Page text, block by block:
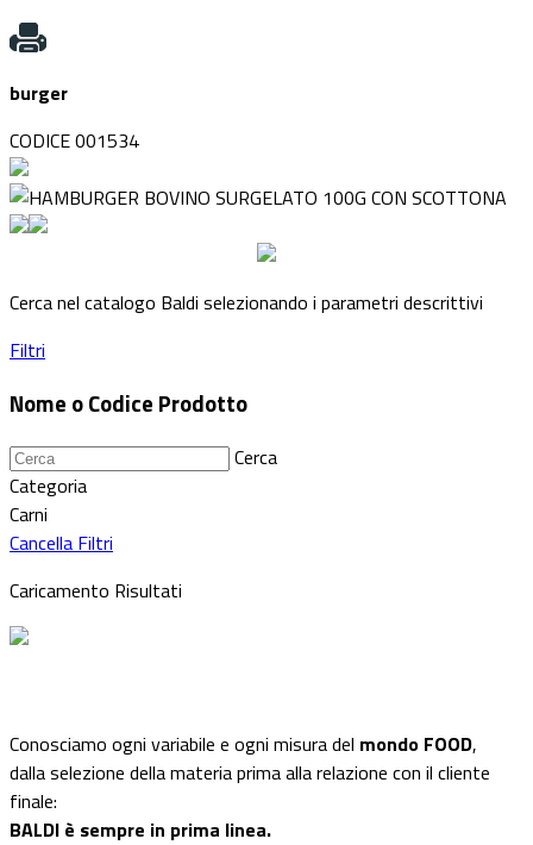
burger
CODICE 001534
Cerca nel catalogo Baldi selezionando i parametri descrittivi
Filtri
Nome o Codice Prodotto
Cerca
Categoria
Carni
Cancella Filtri
Caricamento Risultati
Conosciamo ogni variabile e ogni misura del mondo FOOD,
dalla selezione della materia prima alla relazione con il cliente
finale:
BALDI è sempre in prima linea.